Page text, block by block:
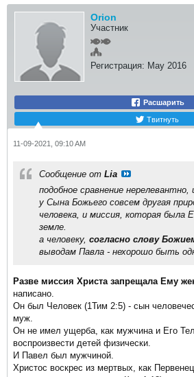
Orion
Участник
Регистрация: May 2016
Расшарить
Твитнуть
11-09-2021, 09:10 AM
Сообщение от Lia
подобное сравнение нерелевантно,
у Сына Божьего совсем другая
человека, и миссия, которая была
земле.
а человеку, согласно слову
выводам Павла - нехорошо быть
Разве миссия Христа запрещала Ему
написано.
Он был Человек (1Тим 2:5) - сын
муж.
Он не имел ущерба, как мужчина и Его
воспроизвести детей физически.
И Павел был мужчиной.
Христос воскрес из мертвых, как